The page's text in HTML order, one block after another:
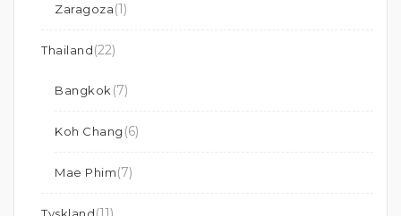
Zaragoza(1)
Thailand(22)
Bangkok (7)
Koh Chang (6)
Mae Phim(7)